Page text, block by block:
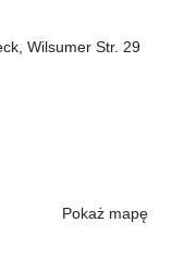
Wilsumer Str. 29
Pokaż mapę